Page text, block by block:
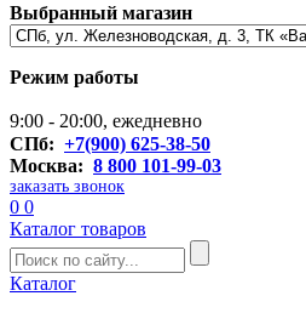
Выбранный магазин
Режим работы
9:00 - 20:00, ежедневно
СПб: +7(900) 625-38-50
Москва: 8 800 101-99-03
заказать звонок
0 0
Каталог товаров
Каталог